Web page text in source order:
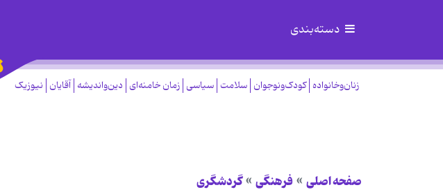
دسته‌بندی
زنان‌وخانواده کودک‌ونوجوان سلامت سیاسی زمان خامنه‌ای دین‌واندیشه آقایان نیوزیک
صفحه اصلی فرهنگی گردشگری